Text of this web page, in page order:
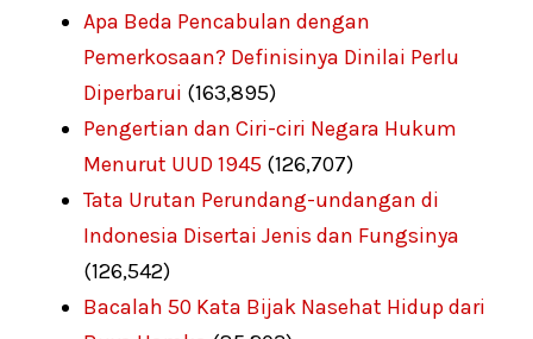
Apa Beda Pencabulan dengan
Pemerkosaan? Definisinya Dinilai Perlu
Diperbarui (163,895)
Pengertian dan Ciri-ciri Negara Hukum
Menurut UUD 1945 (126,707)
Tata Urutan Perundang-undangan di
Indonesia Disertai Jenis dan Fungsinya
(126,542)
Bacalah 50 Kata Bijak Nasehat Hidup dari